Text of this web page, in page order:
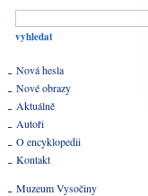
Nová hesla
Nové obrazy
Aktuálně
Autoři
O encyklopedii
Kontakt
Muzeum Vysočiny